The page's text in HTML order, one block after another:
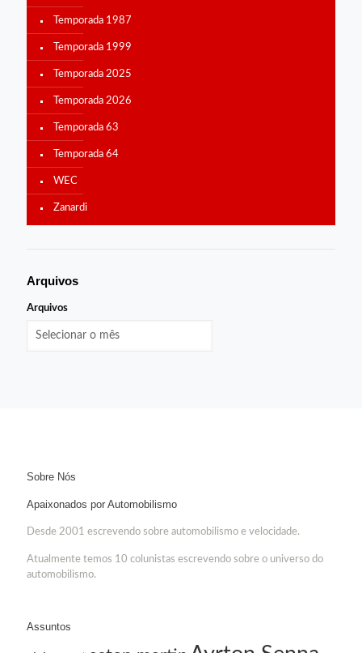
Temporada 1987
Temporada 1999
Temporada 2025
Temporada 2026
Temporada 63
Temporada 64
WEC
Zanardi
Arquivos
Arquivos
Sobre Nós
Apaixonados por Automobilismo
Desde 2001 escrevendo sobre automobilismo e velocidade.
Atualmente temos 10 colunistas escrevendo sobre o universo do
automobilismo.
Assuntos